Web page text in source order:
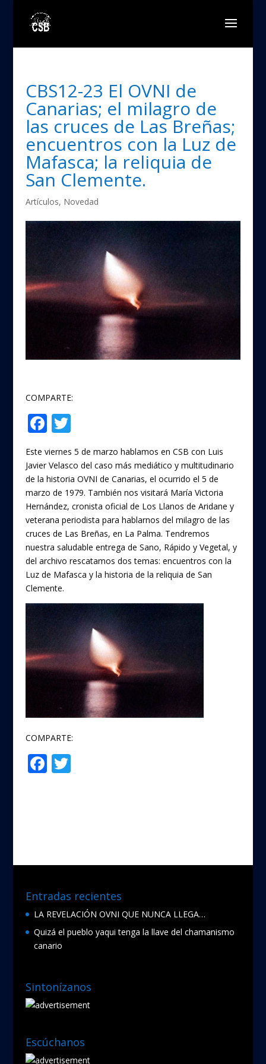
CBS12-23 El OVNI de
Canarias; el milagro de
las cruces de Las Breñas;
encuentros con la Luz de
Mafasca; la reliquia de
San Clemente.
Artículos, Novedad
COMPARTE:
F
e
b
o
o
k
T
w
itt
er
Este viernes 5 de marzo hablamos en CSB con Luis
Javier Velasco del caso más mediático y multitudinario
de la historia OVNI de Canarias, el ocurrido el 5 de
marzo de 1979. También nos visitará María Victoria
Hernández, cronista oficial de Los Llanos de Aridane y
veterana periodista para hablarnos del milagro de las
cruces de Las Breñas, en La Palma. Tendremos
nuestra saludable entrega de Sano, Rápido y Vegetal, y
del archivo rescatamos dos temas: encuentros con la
Luz de Mafasca y la historia de la reliquia de San
Clemente.
COMPARTE:
F
o
T
Entradas recientes
LA REVELACIÓN OVNI QUE NUNCA LLEGA…
Quizá el pueblo yaqui tenga la llave del chamanismo
canario
Sintonízanos
Escúchanos